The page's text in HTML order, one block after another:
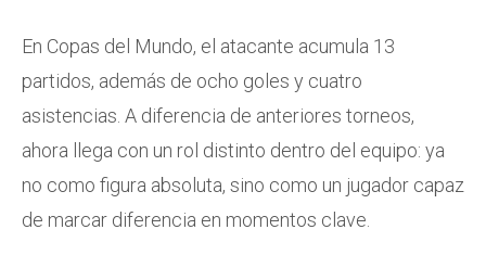
En Copas del Mundo, el atacante acumula 13
partidos, además de ocho goles y cuatro
asistencias. A diferencia de anteriores torneos,
ahora llega con un rol distinto dentro del equipo: ya
no como figura absoluta, sino como un jugador capaz
de marcar diferencia en momentos clave.